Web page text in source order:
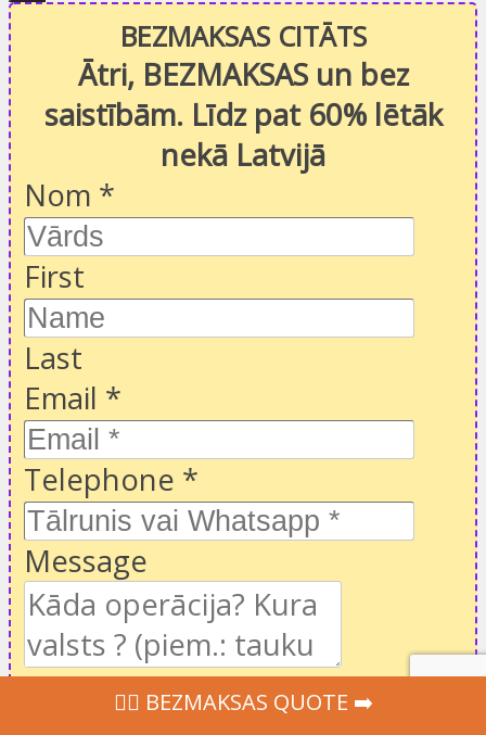
BEZMAKSAS CITĀTS
Ātri, BEZMAKSAS un bez
saistībām. Līdz pat 60% lētāk
nekā Latvijā
Nom *
First
Last
Email *
Telephone *
Message
Es piekrītulietošanas
‍👩‍⚕ BEZMAKSAS QUOTE ➡️